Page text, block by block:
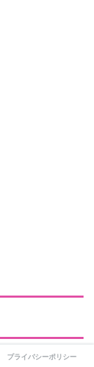
プライバシーポリシー